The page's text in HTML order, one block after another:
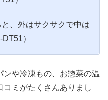
、外はサクサクで中は
）
や冷凍もの、お惣菜の温
ミがたくさんありまし